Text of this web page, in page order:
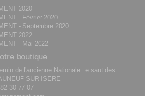
2020
- Février 2020
- Septembre 2020
2022
- Mai 2022
boutique
de l'ancienne Nationale Le saut des
SUR-ISERE
30 77 07